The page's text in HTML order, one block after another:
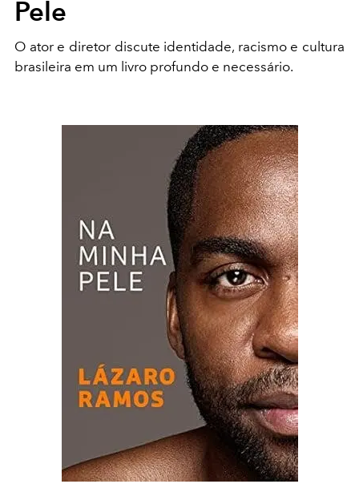
Pele
O ator e diretor discute identidade, racismo e cultura
brasileira em um livro profundo e necessário.